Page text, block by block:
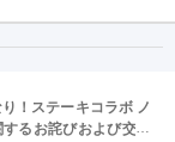
！ステーキコラボ ノ
るお詫びおよび交換